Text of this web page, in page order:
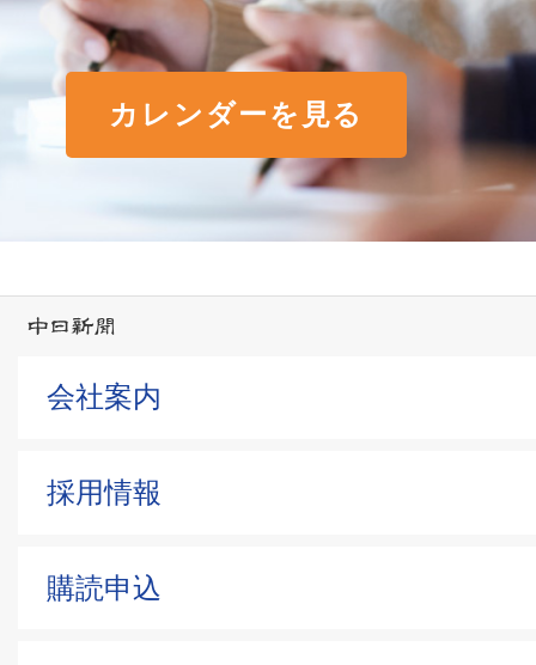
カレンダーを見る
会社案内
採用情報
購読申込